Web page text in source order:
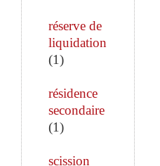
réserve de
liquidation
(1)
résidence
secondaire
(1)
scission